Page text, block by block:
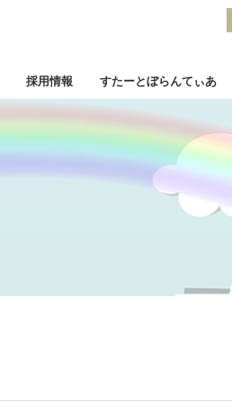
採用情報 すたーとぼらんてぃあ